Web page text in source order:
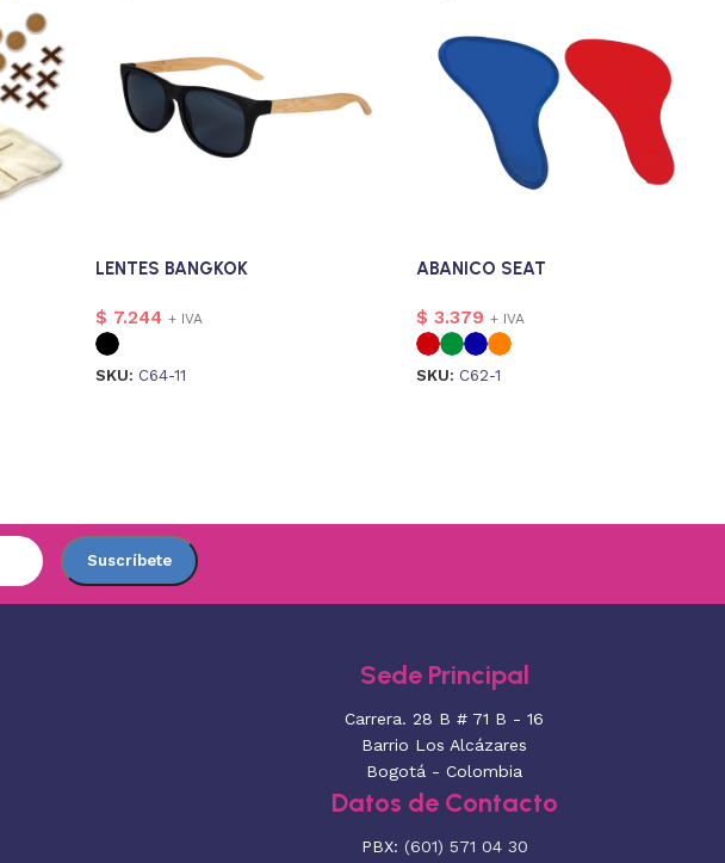
LENTES BANGKOK
$ 7.244 + IVA
SKU: C64-11
ABANICO SEAT
$ 3.379 + IVA
SKU: C62-1
Sede Principal
Carrera. 28 B # 71 B - 16
Barrio Los Alcázares
Bogotá - Colombia
Datos de Contacto
PBX: (601) 571 04 30